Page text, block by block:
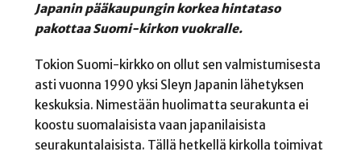
Japanin pääkaupungin korkea hintataso
pakottaa Suomi-kirkon vuokralle.
Tokion Suomi-kirkko on ollut sen valmistumisesta
asti vuonna 1990 yksi Sleyn Japanin lähetyksen
keskuksia. Nimestään huolimatta seurakunta ei
koostu suomalaisista vaan japanilaisista
seurakuntalaisista. Tällä hetkellä kirkolla toimivat